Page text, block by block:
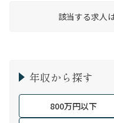
該当する求人
年収から探す
800万円以下